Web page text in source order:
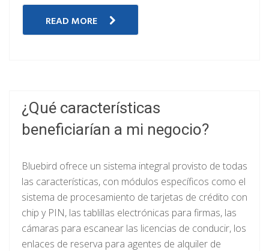
READ MORE
¿Qué características
beneficiarían a mi negocio?
Bluebird ofrece un sistema integral provisto de todas
las características, con módulos específicos como el
sistema de procesamiento de tarjetas de crédito con
chip y PIN, las tablillas electrónicas para firmas, las
cámaras para escanear las licencias de conducir, los
enlaces de reserva para agentes de alquiler de